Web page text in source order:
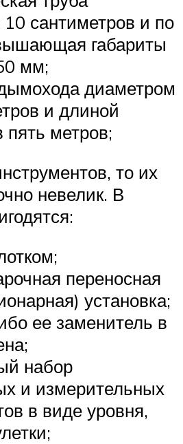
сантиметров и по
габариты
мм;
диаметром
и длиной
метров;
то их
невелик. В
переносная
установка;
ее заменитель в
набор
и измерительных
в виде уровня,